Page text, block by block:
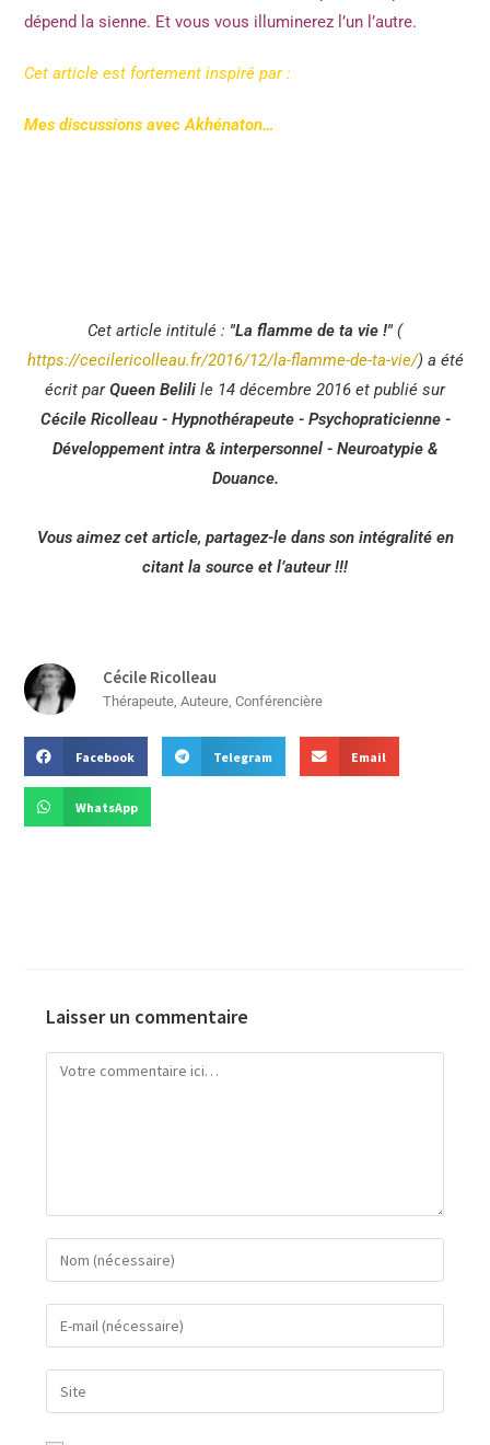
dépend la sienne. Et vous vous illuminerez l’un l’autre.
Cet article est fortement inspiré par :
Mes discussions avec Akhénaton…
Cet article intitulé : "La flamme de ta vie !" (
https://cecilericolleau.fr/2016/12/la-flamme-de-ta-vie/) a été
écrit parQueen Belili le 14 décembre 2016 et publié sur
Cécile Ricolleau - Hypnothérapeute - Psychopraticienne -
Développement intra & interpersonnel - Neuroatypie &
Douance.
Vous aimez cet article, partagez-le dans son intégralité en
citant la source et l’auteur !!!
Cécile Ricolleau
Thérapeute, Auteure, Conférencière
Facebook Telegram Email
WhatsApp
Laisser un commentaire